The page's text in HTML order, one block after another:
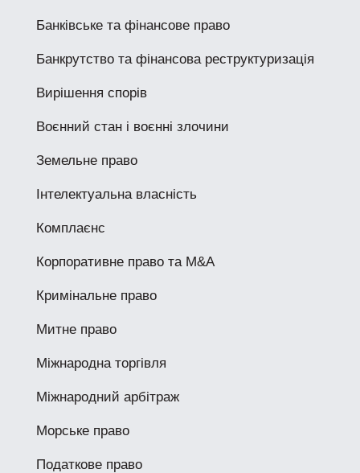
Банківське та фінансове право
Банкрутство та фінансова реструктуризація
Вирішення спорів
Воєнний стан і воєнні злочини
Земельне право
Інтелектуальна власність
Комплаєнс
Корпоративне право та M&A
Кримінальне право
Митне право
Міжнародна торгівля
Міжнародний арбітраж
Морське право
Податкове право